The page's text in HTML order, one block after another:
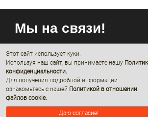
Этот сайт использует куки.
Используя наш сайт, вы принимаете нашу
конфиденциальности.
Для получения подробной информации
ознакомьтесь с нашей Политикой в отношении
файлов cookie.
Даю согласие!
Мы на связи!
8 (800)